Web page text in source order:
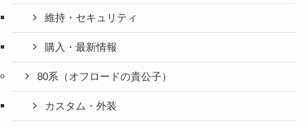
維持・セキュリティ
購入・最新情報
80系（オフロードの貴公子）
カスタム・外装